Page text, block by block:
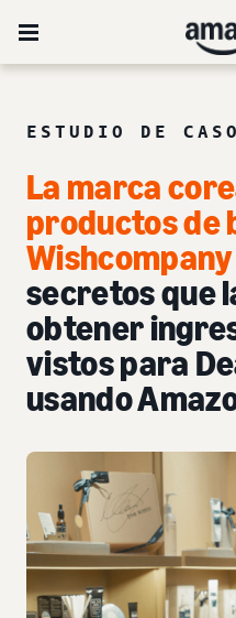
ESTUDIO DE CASO
La marca
productos de
Wishcompany
secretos que
obtener
vistos para
usando